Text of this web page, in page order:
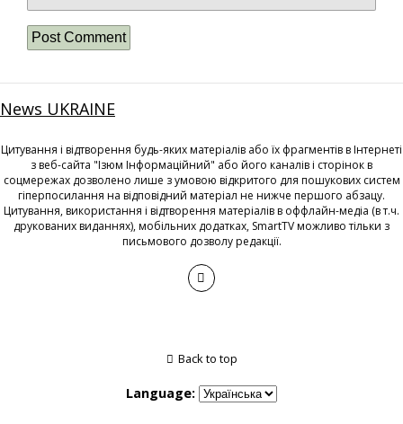
News UKRAINE
Цитування і відтворення будь-яких матеріалів або їх фрагментів в Інтернеті
з веб-сайта "Ізюм Інформаційний" або його каналів і сторінок в
соцмережах дозволено лише з умовою відкритого для пошукових систем
гіперпосилання на відповідний матеріал не нижче першого абзацу.
Цитування, використання і відтворення матеріалів в оффлайн-медіа (в т.ч.
друкованих виданнях), мобільних додатках, SmartTV можливо тільки з
письмового дозволу редакції.
Back to top
Language: